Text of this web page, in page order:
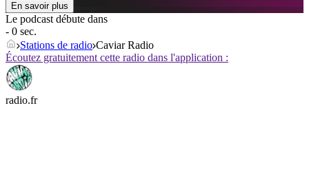
En savoir plus
Le podcast débute dans
- 0 sec.
Stations de radio Caviar Radio
Écoutez gratuitement cette radio dans l'application :
radio.fr